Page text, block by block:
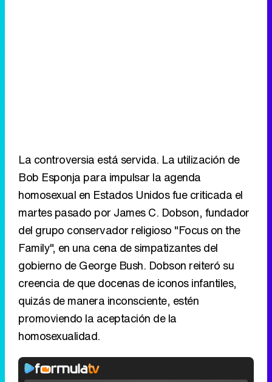
La controversia está servida. La utilización de
Bob Esponja para impulsar la agenda
homosexual en Estados Unidos fue criticada el
martes pasado por James C. Dobson, fundador
del grupo conservador religioso "Focus on the
Family", en una cena de simpatizantes del
gobierno de George Bush. Dobson reiteró su
creencia de que docenas de iconos infantiles,
quizás de manera inconsciente, estén
promoviendo la aceptación de la
homosexualidad.